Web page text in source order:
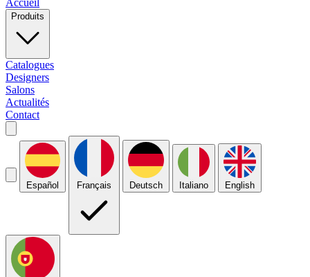
Produits
Catalogues
Designers
Salons
Actualités
Contact
Español Français Deutsch Italiano English